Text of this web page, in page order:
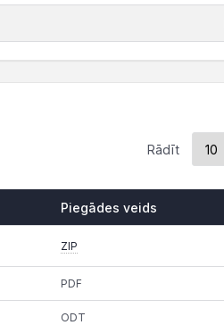
Rādīt
Piegādes veids
ZIP
PDF
ODT